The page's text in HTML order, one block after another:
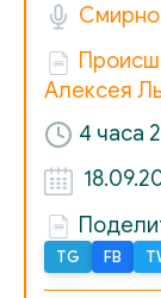
Алексея
4 часа
TG FB